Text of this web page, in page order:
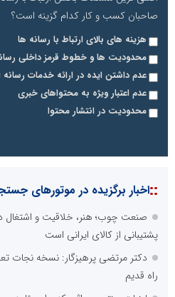
صاحبان کسب و کار کدام گزینه است؟
هزینه های بالای ارتباط با رسانه ها
محدودیت ها و خطوط قرمز داخلی
عدم داشتن ایده در ارائه خدمات رسانه
عدم اعتبار ویژه به محتواهای خبری
محدودیت در انتشار محتوا
::اخبار برگزیده در موتورهای
صنعت چوب؛ هنر، خلاقیت و اشتغال در
پشتیبانی از کالای ایرانی است
دکتر مرتضی پرهیزگار: نسخه نجات
راه قدیم